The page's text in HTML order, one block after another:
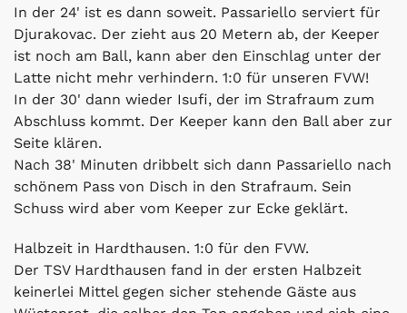
In der 24' ist es dann soweit. Passariello serviert für
Djurakovac. Der zieht aus 20 Metern ab, der Keeper
ist noch am Ball, kann aber den Einschlag unter der
Latte nicht mehr verhindern. 1:0 für unseren FVW!
In der 30' dann wieder Isufi, der im Strafraum zum
Abschluss kommt. Der Keeper kann den Ball aber zur
Seite klären.
Nach 38' Minuten dribbelt sich dann Passariello nach
schönem Pass von Disch in den Strafraum. Sein
Schuss wird aber vom Keeper zur Ecke geklärt.
Halbzeit in Hardthausen. 1:0 für den FVW.
Der TSV Hardthausen fand in der ersten Halbzeit
keinerlei Mittel gegen sicher stehende Gäste aus